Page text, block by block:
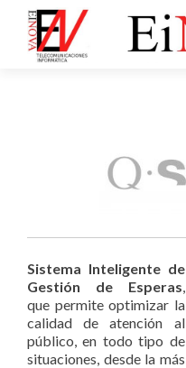
Sistema Inteligente de
Gestión de Esperas,
que permite optimizar la
calidad de atención al
público, en todo tipo de
situaciones, desde la más